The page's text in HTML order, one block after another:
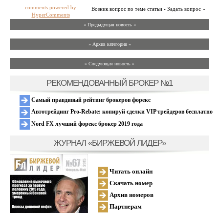
Возник вопрос по теме статьи - Задать вопрос »
comments powered by
HyperComments
« Предыдущая новость «
» Архив категории «
» Следующая новость »
РЕКОМЕНДОВАННЫЙ БРОКЕР №1
Самый правдивый рейтинг брокеров форекс
Автотрейдинг Pro-Rebate: копируй сделки VIP трейдеров бесплатно
Nord FX лучший форекс брокер 2019 года
ЖУРНАЛ «БИРЖЕВОЙ ЛИДЕР»
Читать онлайн
Скачать номер
Архив номеров
Партнерам